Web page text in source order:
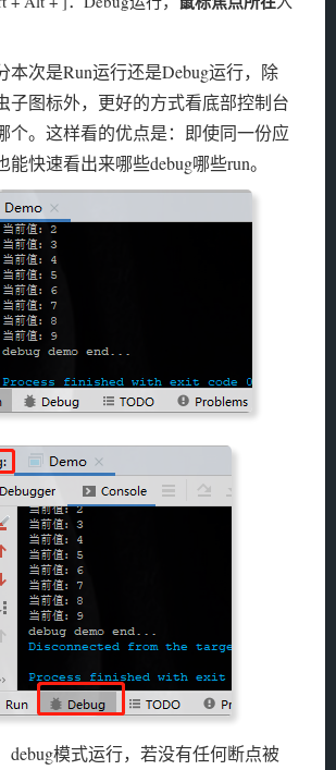
本次是Run运行还是Debug运行，除
子图标外，更好的方式看底部控制台
个。这样看的优点是：即使同一份应
快速看出来哪些debug哪些run。
debug模式运行，若没有任何断点被